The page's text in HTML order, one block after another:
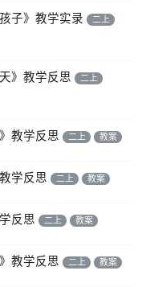
子》教学实录
二上
》教学反思
二上
教学反思 二上 教案
学反思 二上 教案
反思 二上 教案
教学反思 二上 教案